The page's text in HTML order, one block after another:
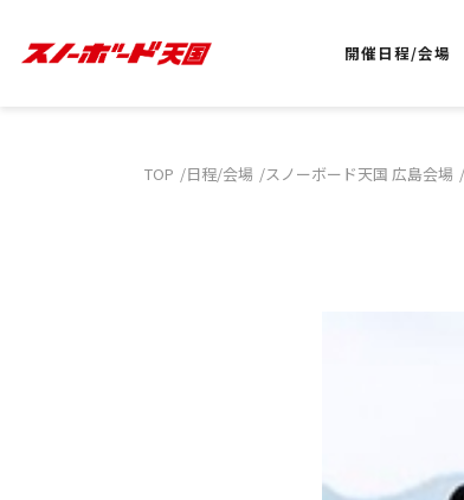
開催日程/会場
TOP 日程/会場 スノーボード天国 広島会場